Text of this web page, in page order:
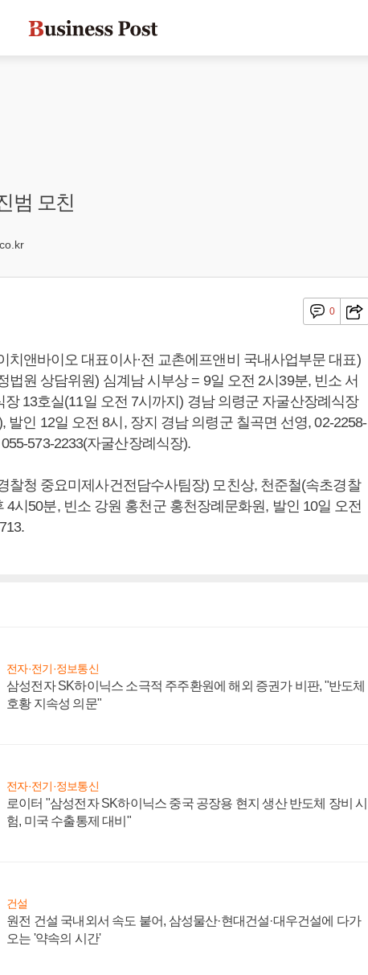
범 모친
0
앤바이오 대표이사·전 교촌에프앤비 국내사업부문 대표)
법원 상담위원) 심계남 시부상 = 9일 오전 2시39분, 빈소 서
13호실(11일 오전 7시까지) 경남 의령군 자굴산장례식장
발인 12일 오전 8시, 장지 경남 의령군 칠곡면 선영, 02-2258-
573-2233(자굴산장례식장).
청 중요미제사건전담수사팀장) 모친상, 천준철(속초경찰
4시50분, 빈소 강원 홍천군 홍천장례문화원, 발인 10일 오전
전자·전기·정보통신
삼성전자 SK하이닉스 소극적 주주환원에 해외 증권가 비판, "반도체
호황 지속성 의문"
전자·전기·정보통신
로이터 "삼성전자 SK하이닉스 중국 공장용 현지 생산 반도체 장비 시
험, 미국 수출통제 대비"
건설
원전 건설 국내외서 속도 붙어, 삼성물산·현대건설·대우건설에 다가
오는 '약속의 시간'